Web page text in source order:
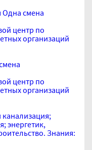
Одна смена
центр по
организаций
центр по
организаций
энергетик,
Знания: